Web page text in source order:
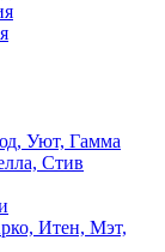
Уют, Гамма
Стив
Итен, Мэт,